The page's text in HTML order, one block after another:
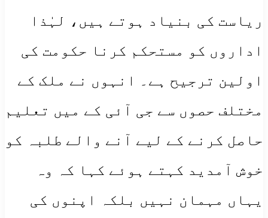
ریاست کی بنیاد ہوتے ہیں، لہٰذا
اداروں کو مستحکم کرنا حکومت کی
اولین ترجیح ہے۔ انہوں نے ملک کے
مختلف حصوں سے جی آئی کے میں تعلیم
حاصل کرنے کے لیے آنے والے طلبہ کو
خوش آمدید کہتے ہوئے کہا کہ وہ
یہاں مہمان نہیں بلکہ اپنوں کی